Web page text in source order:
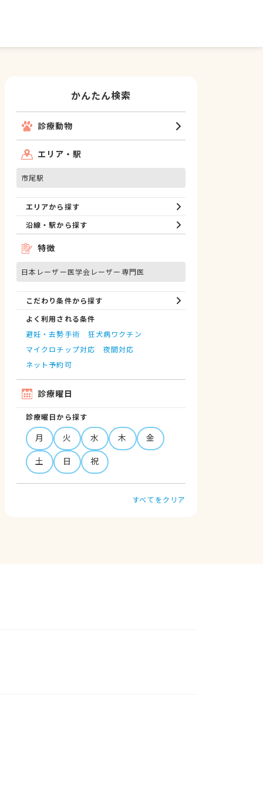
かんたん検索
診療動物
エリア・駅
市尾駅
エリアから探す
沿線・駅から探す
特徴
日本レーザー医学会レーザー専門医
こだわり条件から探す
よく利用される条件
避妊・去勢手術
狂犬病ワクチン
マイクロチップ対応
夜間対応
ネット予約可
診療曜日
診療曜日から探す
月 火 水 木
金
土
日 祝
すべてをクリア